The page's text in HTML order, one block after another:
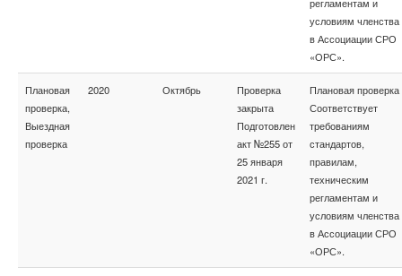
условиям членства
в Ассоциации СРО
«ОРС».
Плановая
проверка,
Выездная
проверка
2020 Октябрь
Проверка
закрыта
Подготовлен
акт №255 от
25 января
2021 г.
Плановая проверка
Соответствует
требованиям
стандартов,
правилам,
техническим
регламентам и
условиям членства
в Ассоциации СРО
«ОРС».